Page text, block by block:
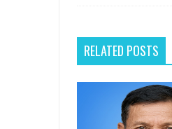
RELATED POSTS